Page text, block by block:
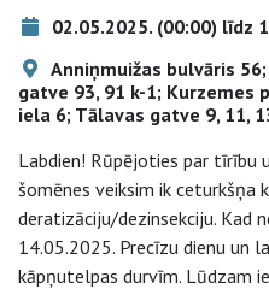
02.05.2025. (00:00) līdz
Anniņmuižas bulvāris
gatve 93, 91 k-1; Kurzemes
iela 6; Tālavas gatve 9, 11,
Labdien! Rūpējoties par tīrību
šomēnes veiksim ik ceturkšņa
deratizāciju/dezinsekciju. Kad
14.05.2025. Precīzu dienu un
kāpņutelpas durvīm. Lūdzam